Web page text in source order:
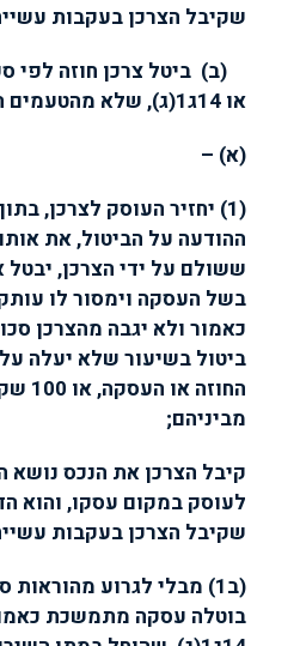
שקיבל הצרכן בעקבות
או 14ג1(ג), שלא מהטעמים המנויים בסעיף קטן
(א) –
ההודעה על הביטול, את
ששולם על ידי הצרכן, יבטל
בשל העסקה וימסור לו
כאמור ולא יגבה מהצרכן
מביניהם;
קיבל הצרכן את הנכס נושא
לעוסק במקום עסקו, והוא
שקיבל הצרכן בעקבות
(ב1) מבלי לגרוע